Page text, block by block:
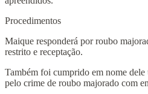
Procedimentos
Maique responderá por roubo
restrito e receptação.
Também foi cumprido em nome
pelo crime de roubo majorado com